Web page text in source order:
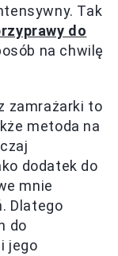
Tak
do
na chwilę
zamrażarki to
metoda na
dodatek do
mnie
Dlatego
do
jego